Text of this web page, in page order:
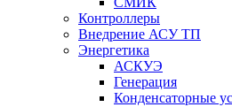
Контроллеры
Внедрение АСУ ТП
Энергетика
АСКУЭ
Генерация
Конденсаторные